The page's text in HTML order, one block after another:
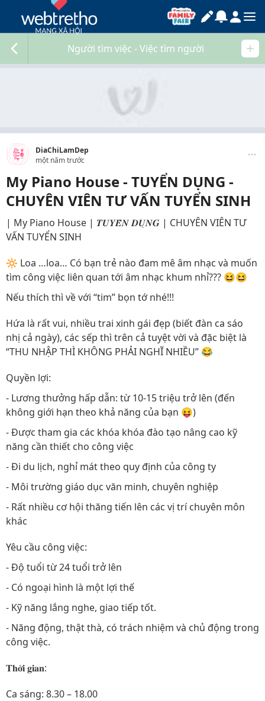
Người tìm việc - Việc tìm người
DiaChiLamDep
một năm trước
My Piano House - TUYỂN DỤNG -
CHUYÊN VIÊN TƯ VẤN TUYỂN SINH
| My Piano House | 𝑻𝑼𝒀𝑬̂̉𝑵 𝑫𝑼̣𝑵𝑮 | CHUYÊN VIÊN TƯ
VẤN TUYỂN SINH
🔆 Loa …loa… Có bạn trẻ nào đam mê âm nhạc và muốn
tìm công việc liên quan tới âm nhạc khum nhỉ??? 😆😆
Nếu thích thì về với “tim” bọn tớ nhé!!!
Hứa là rất vui, nhiều trai xinh gái đẹp (biết đàn ca sáo
nhị cả ngày), các sếp thì trên cả tuyệt vời và đặc biệt là
“THU NHẬP THÌ KHÔNG PHẢI NGHĨ NHIỀU” 😂
Quyền lợi:
- Lương thưởng hấp dẫn: từ 10-15 triệu trở lên (đến
không giới hạn theo khả năng của bạn 😝)
- Được tham gia các khóa khóa đào tạo nâng cao kỹ
năng cần thiết cho công việc
- Đi du lịch, nghỉ mát theo quy định của công ty
- Môi trường giáo dục văn minh, chuyên nghiệp
- Rất nhiều cơ hội thăng tiến lên các vị trí chuyên môn
khác
Yêu cầu công việc:
- Độ tuổi từ 24 tuổi trở lên
- Có ngoại hình là một lợi thế
- Kỹ năng lắng nghe, giao tiếp tốt.
- Năng động, thật thà, có trách nhiệm và chủ động trong
công việc.
𝐓𝐡𝐨̛̀𝐢 𝐠𝐢𝐚𝐧:
Ca sáng: 8.30 – 18.00